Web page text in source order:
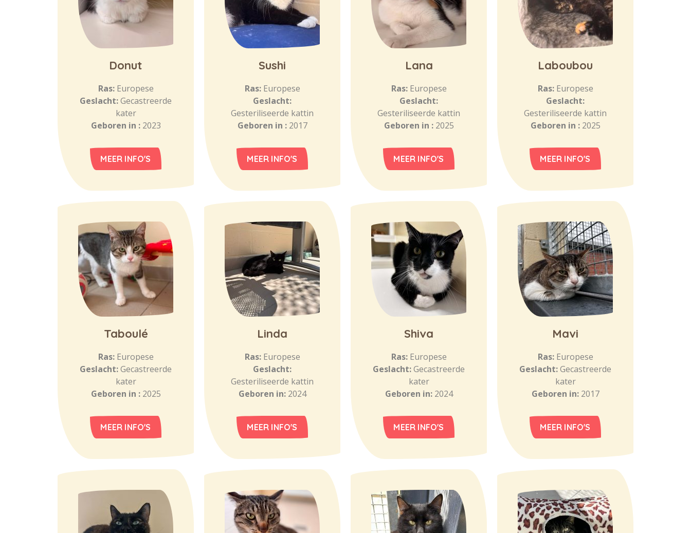
Donut
Ras: Europese
Geslacht:Gecastreerde
kater
Geboren in : 2023
MEER INFO'S
Sushi
Ras: Europese
Geslacht:
Gesteriliseerde kattin
Geboren in : 2017
MEER INFO'S
Lana
Ras: Europese
Geslacht:
Gesteriliseerde kattin
Geboren in : 2025
MEER INFO'S
Laboubou
Ras: Europese
Geslacht:
Gesteriliseerde kattin
Geboren in : 2025
MEER INFO'S
Taboulé
Ras: Europese
Geslacht:Gecastreerde
kater
Geboren in : 2025
MEER INFO'S
Linda
Ras: Europese
Geslacht:
Gesteriliseerde kattin
Geboren in: 2024
MEER INFO'S
Shiva
Ras: Europese
Geslacht:Gecastreerde
kater
Geboren in: 2024
MEER INFO'S
Mavi
Ras: Europese
Geslacht:Gecastreerde
kater
Geboren in: 2017
MEER INFO'S